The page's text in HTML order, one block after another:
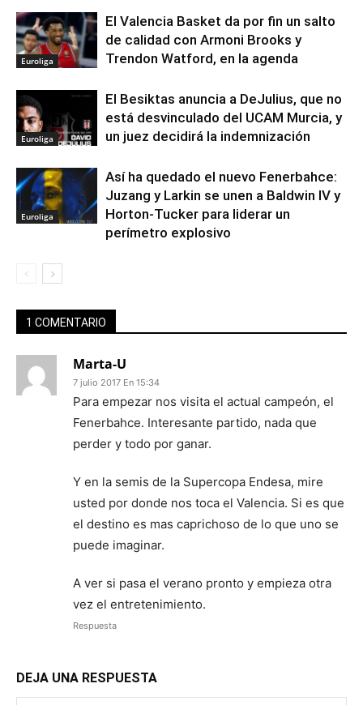
Euroliga
El Valencia Basket da por fin un salto
de calidad con Armoni Brooks y
Trendon Watford, en la agenda
Euroliga
El Besiktas anuncia a DeJulius, que no
está desvinculado del UCAM Murcia, y
un juez decidirá la indemnización
Euroliga
Así ha quedado el nuevo Fenerbahce:
Juzang y Larkin se unen a Baldwin IV y
Horton-Tucker para liderar un
perímetro explosivo
1 COMENTARIO
Marta-U
7 julio 2017 En 15:34
Para empezar nos visita el actual campeón, el
Fenerbahce. Interesante partido, nada que
perder y todo por ganar.
Y en la semis de la Supercopa Endesa, mire
usted por donde nos toca el Valencia. Si es que
el destino es mas caprichoso de lo que uno se
puede imaginar.
A ver si pasa el verano pronto y empieza otra
vez el entretenimiento.
Respuesta
DEJA UNA RESPUESTA